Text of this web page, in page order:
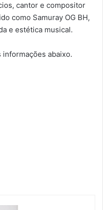
cantor e compositor
como Samuray OG BH,
e estética musical.
informações abaixo.